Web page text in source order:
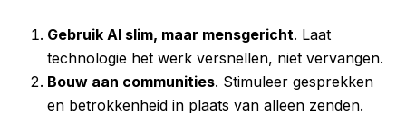
Gebruik AI slim, maar mensgericht. Laat
technologie het werk versnellen, niet vervangen.
Bouw aan communities. Stimuleer gesprekken
en betrokkenheid in plaats van alleen zenden.